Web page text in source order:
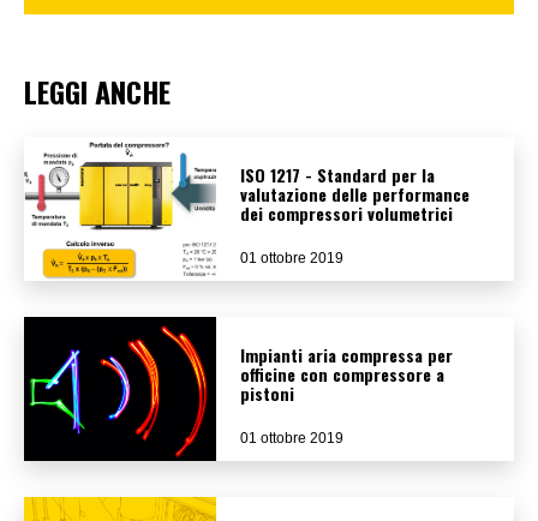
LEGGI ANCHE
ISO 1217 - Standard per la
valutazione delle performance
dei compressori volumetrici
01 ottobre 2019
Impianti aria compressa per
officine con compressore a
pistoni
01 ottobre 2019